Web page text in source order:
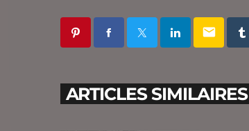
email
ARTICLES SIMILAIRES